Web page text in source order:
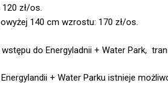
zł/os.
140 cm wzrostu: 170 zł/os.
wstępu do Energyladnii + Water Park,
+ Water Parku istnieje